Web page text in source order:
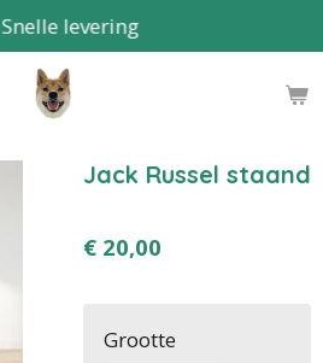
Snelle levering
Jack Russel staand
€ 20,00
Grootte